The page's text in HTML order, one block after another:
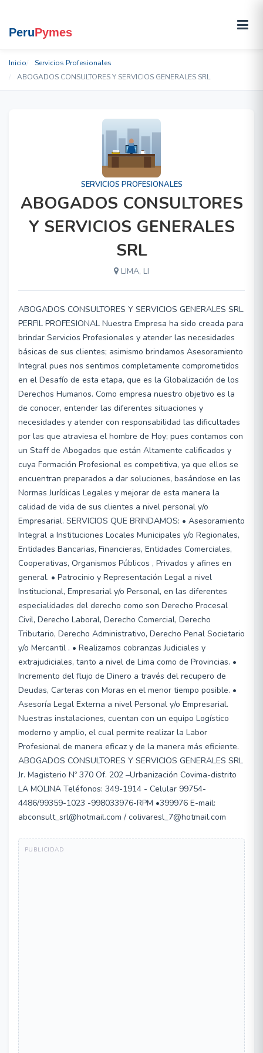
Inicio
Servicios Profesionales
ABOGADOS CONSULTORES Y SERVICIOS GENERALES SRL
SERVICIOS PROFESIONALES
ABOGADOS CONSULTORES
Y SERVICIOS GENERALES
SRL
LIMA, LI
ABOGADOS CONSULTORES Y SERVICIOS GENERALES SRL.
PERFIL PROFESIONAL Nuestra Empresa ha sido creada para
brindar Servicios Profesionales y atender las necesidades
básicas de sus clientes; asimismo brindamos Asesoramiento
Integral pues nos sentimos completamente comprometidos
en el Desafío de esta etapa, que es la Globalización de los
Derechos Humanos. Como empresa nuestro objetivo es la
de conocer, entender las diferentes situaciones y
necesidades y atender con responsabilidad las dificultades
por las que atraviesa el hombre de Hoy; pues contamos con
un Staff de Abogados que están Altamente calificados y
cuya Formación Profesional es competitiva, ya que ellos se
encuentran preparados a dar soluciones, basándose en las
Normas Jurídicas Legales y mejorar de esta manera la
calidad de vida de sus clientes a nivel personal y/o
Empresarial. SERVICIOS QUE BRINDAMOS: • Asesoramiento
Integral a Instituciones Locales Municipales y/o Regionales,
Entidades Bancarias, Financieras, Entidades Comerciales,
Cooperativas, Organismos Públicos , Privados y afines en
general. • Patrocinio y Representación Legal a nivel
Institucional, Empresarial y/o Personal, en las diferentes
especialidades del derecho como son Derecho Procesal
Civil, Derecho Laboral, Derecho Comercial, Derecho
Tributario, Derecho Administrativo, Derecho Penal Societario
y/o Mercantil . • Realizamos cobranzas Judiciales y
extrajudiciales, tanto a nivel de Lima como de Provincias. •
Incremento del flujo de Dinero a través del recupero de
Deudas, Carteras con Moras en el menor tiempo posible. •
Asesoría Legal Externa a nivel Personal y/o Empresarial.
Nuestras instalaciones, cuentan con un equipo Logístico
moderno y amplio, el cual permite realizar la Labor
Profesional de manera eficaz y de la manera más eficiente.
ABOGADOS CONSULTORES Y SERVICIOS GENERALES SRL
Jr. Magisterio Nº 370 Of. 202 –Urbanización Covima-distrito
LA MOLINA Teléfonos: 349-1914 - Celular 99754-
4486/99359-1023 -998033976-RPM •399976 E-mail:
abconsult_srl@hotmail.com / colivaresl_7@hotmail.com